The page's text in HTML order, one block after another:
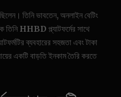
তিনি ভাবতেন, অনলাইন বেটিং
তিনি HHBD প্ল্যাটফর্মের সাথে
ব্যবহারের সহজতা এবং টাকা
একটি বাড়তি ইনকাম তৈরি করতে